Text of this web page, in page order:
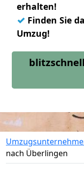
erhalten!
✓ Finden Sie
Umzug!
nach Überlingen